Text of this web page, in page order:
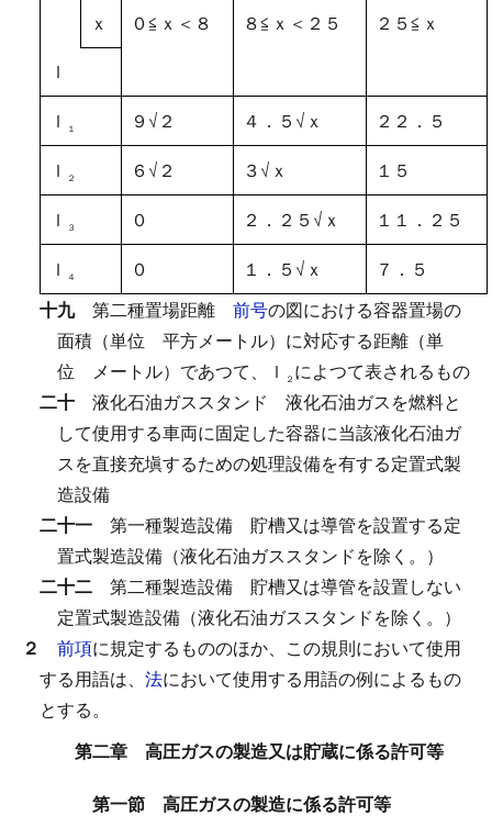
ｘ ０≦ｘ＜８ ８≦ｘ＜２５
２５≦ｘ
ｌ
ｌ
１ ９√２ ４．５√ｘ
２２．５
ｌ
２ ６√２ ３√ｘ
１５
ｌ
３ ０ ２．２５√ｘ
１１．２５
ｌ
４ ０ １．５√ｘ
７．５
十九
第二種置場距離 前号の図における容器置場の
面積（単位 平方メートル）に対応する距離（単
位 メートル）であつて、ｌ
２ によつて表されるもの
二十
液化石油ガススタンド
液化石油ガスを燃料と
して使用する車両に固定した容器に当該液化石油ガ
スを直接充塡するための処理設備を有する定置式製
造設備
二十一
第一種製造設備
貯槽又は導管を設置する定
置式製造設備（液化石油ガススタンドを除く。）
二十二
第二種製造設備
貯槽又は導管を設置しない
定置式製造設備（液化石油ガススタンドを除く。）
２
前項に規定するもののほか、この規則において使用
する用語は、 法において使用する用語の例によるもの
とする。
第二章 高圧ガスの製造又は貯蔵に係る許可等
第一節 高圧ガスの製造に係る許可等